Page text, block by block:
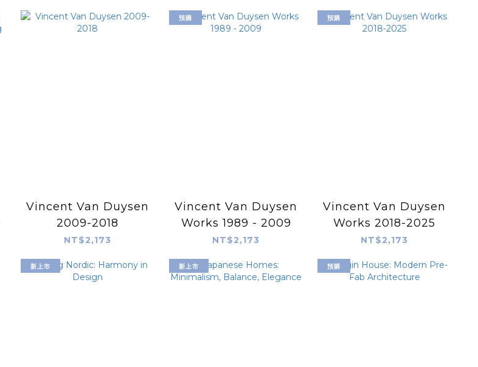
Vincent Van Duysen
2009-2018
NT$2,173
預購
Vincent Van Duysen
Works 1989 - 2009
NT$2,173
預購
Vincent Van Duysen
Works 2018-2025
NT$2,173
新上市 新上市 預購